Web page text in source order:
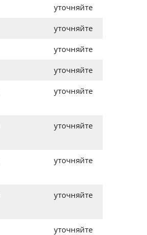
уточняйте
уточняйте
уточняйте
уточняйте
уточняйте
уточняйте
уточняйте
уточняйте
уточняйте